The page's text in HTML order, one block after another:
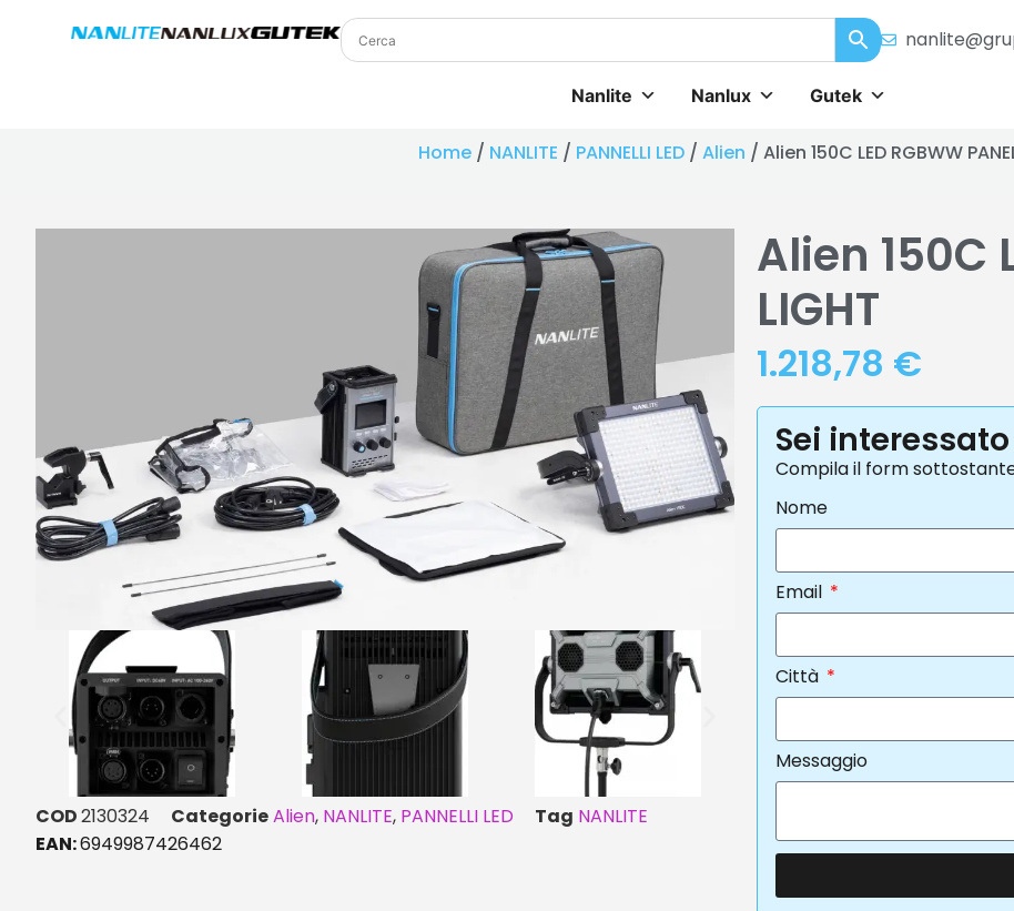
Nanlite Nanlux Gutek
Home / NANLITE / PANNELLI LED / Alien / Alien 150C LED RGBWW
COD2130324 CategorieAlien, NANLITE, PANNELLI LED Tag NANLITE
EAN:6949987426462
Alien 150C
LIGHT
1.218,78 €
Sei
Compila il form
Nome
Email
Città
Messaggio